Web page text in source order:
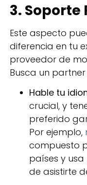
3. Soporte
Este aspecto
diferencia en tu
proveedor de
Busca un partner
Hable tu
crucial, y
preferido
Por ejemplo,
compuesto
países y usa
de asistirte